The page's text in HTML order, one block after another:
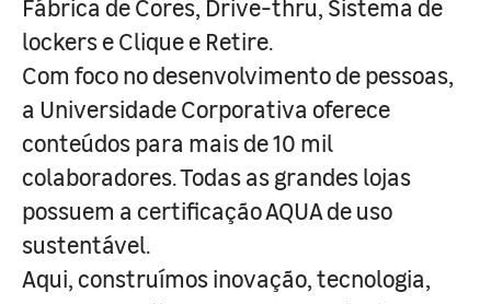
Fábrica de Cores, Drive-thru, Sistema de
lockers e Clique e Retire.
Com foco no desenvolvimento de pessoas,
a Universidade Corporativa oferece
conteúdos para mais de 10 mil
colaboradores. Todas as grandes lojas
possuem a certificação AQUA de uso
sustentável.
Aqui, construímos inovação, tecnologia,